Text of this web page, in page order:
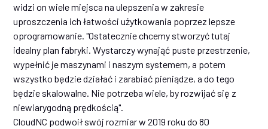
widzi on wiele miejsca na ulepszenia w zakresie
uproszczenia ich łatwości użytkowania poprzez lepsze
oprogramowanie. "Ostatecznie chcemy stworzyć tutaj
idealny plan fabryki. Wystarczy wynająć puste przestrzenie,
wypełnić je maszynami i naszym systemem, a potem
wszystko będzie działać i zarabiać pieniądze, a do tego
będzie skalowalne. Nie potrzeba wiele, by rozwijać się z
niewiarygodną prędkością".
CloudNC podwoił swój rozmiar w 2019 roku do 80